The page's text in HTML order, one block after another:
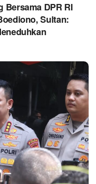
Bersama DPR RI
Sultan: